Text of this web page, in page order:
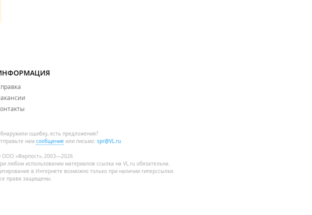
ошибку, есть предложения?
нам сообщение или письмо: spr@VL.ru
ООО «Фарпост», 2003—2026
любом использовании материалов ссылка на VL.ru обязательна.
в Интернете возможно только при наличии гиперссылки.
права защищены.